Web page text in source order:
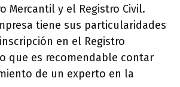
Mercantil y el Registro Civil.
tiene sus particularidades
en el Registro
que es recomendable contar
de un experto en la